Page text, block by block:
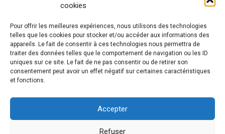
cookies
Pour offrir les meilleures expériences, nous utilisons des technologies
telles que les cookies pour stocker et/ou accéder aux informations des
appareils. Le fait de consentir à ces technologies nous permettra de
traiter des données telles que le comportement de navigation ou les ID
uniques sur ce site. Le fait de ne pas consentir ou de retirer son
consentement peut avoir un effet négatif sur certaines caractéristiques
et fonctions.
Accepter
Refuser